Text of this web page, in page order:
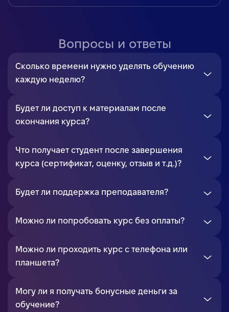
Вопросы и ответы
Сколько времени нужно уделять обучению
каждую неделю?
Будет ли доступ к материалам после
окончания курса?
Что получает студент после завершения
курса (сертификат, оценку, отзыв и т.д.)?
Будет ли поддержка преподавателя?
Можно ли попробовать курс без оплаты?
Можно ли проходить курс с телефона или
планшета?
Могу ли я получать бонусные деньги за
обучение?